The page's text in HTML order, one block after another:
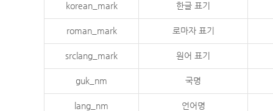
korean_mark 한글 표기
roman_mark 로마자 표기
srclang_mark 원어 표기
guk_nm 국명
lang_nm 언어명